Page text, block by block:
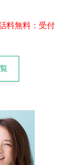
話料無料：受付